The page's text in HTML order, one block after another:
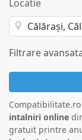
Locatie
Filtrare
intalniri online
gratuit printre